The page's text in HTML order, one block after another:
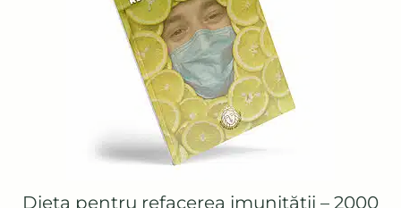
Dieta pentru refacerea imunității – 2000